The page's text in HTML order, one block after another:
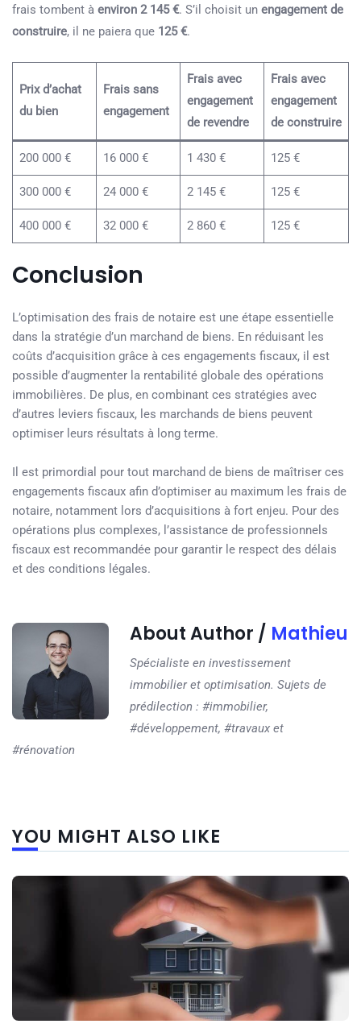
frais tombent à environ 2 145 €. S’il choisit un engagement de
construire, il ne paiera que 125 €.
Prix d’achat
du bien
Frais sans
engagement
Frais avec
engagement
de revendre
Frais avec
engagement
de construire
200 000 € 16 000 € 1 430 € 125 €
300 000 € 24 000 € 2 145 € 125 €
400 000 € 32 000 € 2 860 € 125 €
Conclusion
L’optimisation des frais de notaire est une étape essentielle
dans la stratégie d’un marchand de biens. En réduisant les
coûts d’acquisition grâce à ces engagements fiscaux, il est
possible d’augmenter la rentabilité globale des opérations
immobilières. De plus, en combinant ces stratégies avec
d’autres leviers fiscaux, les marchands de biens peuvent
optimiser leurs résultats à long terme.
Il est primordial pour tout marchand de biens de maîtriser ces
engagements fiscaux afin d’optimiser au maximum les frais de
notaire, notamment lors d’acquisitions à fort enjeu. Pour des
opérations plus complexes, l’assistance de professionnels
fiscaux est recommandée pour garantir le respect des délais
et des conditions légales.
About Author / Mathieu
Spécialiste en investissement
immobilier et optimisation. Sujets de
prédilection : #immobilier,
#développement, #travaux et
#rénovation
YOU MIGHT ALSO LIKE